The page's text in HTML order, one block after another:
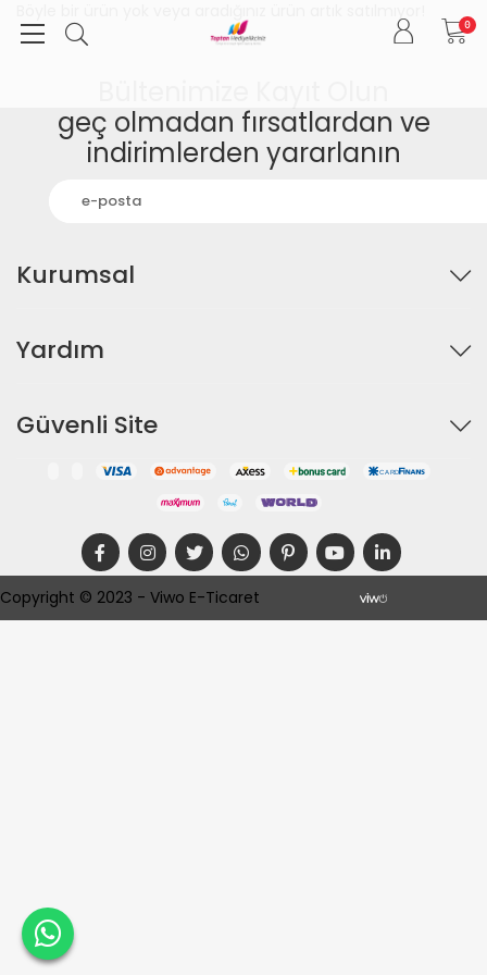
0
geç olmadan fırsatlardan ve
indirimlerden yararlanın
Kurumsal
Yardım
Güvenli Site
Copyright © 2023 - Viwo E-Ticaret